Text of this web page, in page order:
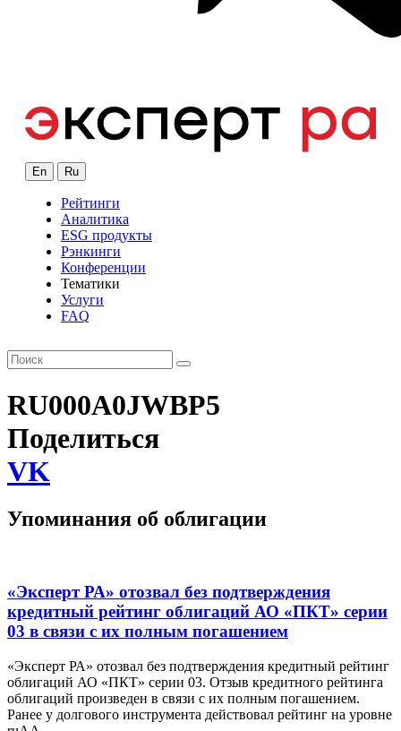
En Ru
Рейтинги
Аналитика
ESG продукты
Рэнкинги
Конференции
Тематики
Услуги
FAQ
RU000A0JWBP5
Поделиться
VK
Упоминания об облигации
«Эксперт РА» отозвал без подтверждения
кредитный рейтинг облигаций АО «ПКТ» серии
03 в связи с их полным погашением
«Эксперт РА» отозвал без подтверждения кредитный рейтинг
облигаций АО «ПКТ» серии 03. Отзыв кредитного рейтинга
облигаций произведен в связи с их полным погашением.
Ранее у долгового инструмента действовал рейтинг на уровне